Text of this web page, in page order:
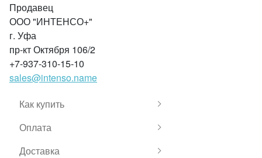
Продавец
ООО "ИНТЕНСО+"
г. Уфа
пр-кт Октября 106/2
+7-937-310-15-10
sales@intenso.name
Как купить
Оплата
Доставка